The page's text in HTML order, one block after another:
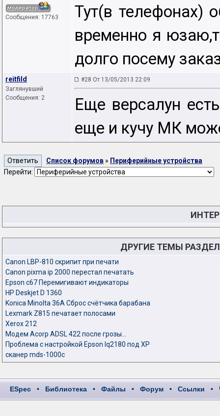
Сообщения: 17763
Тут(в телефонах)
временно я
долго посему
reitfild
Заглянувший
Сообщения: 2
#28 От 13/05/2013 22:09
Еще версалун
еще и кучу МК
Список форумов » Периферийные устройства
Перейти:
ДРУГИЕ ТЕМЫ
Canon LBP-810 скрипит при печати
Canon pixma ip 2000 перестал печатать
Epson c67 Перемигивают индикаторы
HP Deskjet D 1360
Konica Minolta 36A Сброс счётчика барабана
Lexmark Z815 печатает полосами
Xerox 212
Модем Acorp ADSL 422 после грозы...
Проблема с настройкой Epson lq2180 под XP
сканер mds-1000c
ESpec • Библиотека • Файлы • Форум • Ссылки •